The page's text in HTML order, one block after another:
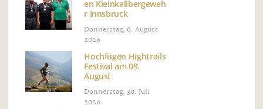
en Kleinkalibergeweh
r Innsbruck
Donnerstag, 6. August
2026
Hochfügen Hightrails
Festival am 09.
August
Donnerstag, 30. Juli
2026